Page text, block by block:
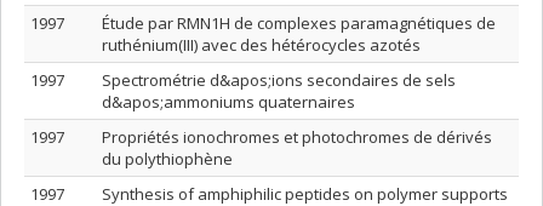
1997
Étude par RMN1H de complexes paramagnétiques de
ruthénium(III) avec des hétérocycles azotés
1997
Spectrométrie d&apos;ions secondaires de sels
d&apos;ammoniums quaternaires
1997
Propriétés ionochromes et photochromes de dérivés
du polythiophène
1997
Synthesis of amphiphilic peptides on polymer supports